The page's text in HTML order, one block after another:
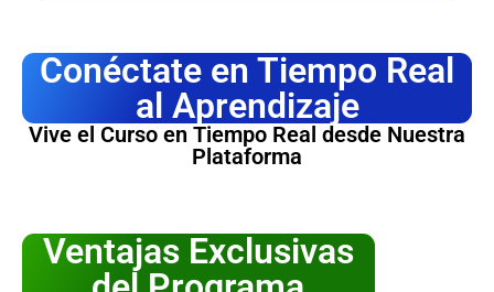
Conéctate en Tiempo Real
al Aprendizaje
Vive el Curso en Tiempo Real desde Nuestra
Plataforma
Ventajas Exclusivas